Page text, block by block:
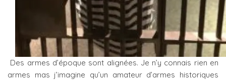
Des armes d’époque sont alignées. Je n’y connais rien en
armes mas j’imagine qu’un amateur d’armes historiques